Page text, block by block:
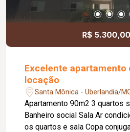
R$
Excelente apartamento
locação
Santa Mônica - Uberlandia/
Apartamento 90m2 3 quartos sendo 1 suíte
Banheiro social Sala Ar condicionado em todos
os quartos e sala Copa